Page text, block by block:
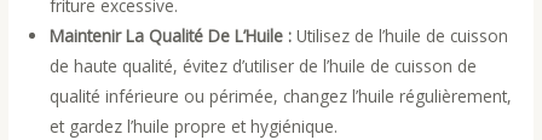
friture excessive.
Maintenir La Qualité De L’Huile : Utilisez de l’huile de cuisson
de haute qualité, évitez d’utiliser de l’huile de cuisson de
qualité inférieure ou périmée, changez l’huile régulièrement,
et gardez l’huile propre et hygiénique.